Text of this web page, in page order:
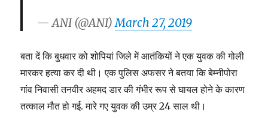
— ANI (@ANI)March 27, 2019
बता दें कि बुधवार को शोपियां जिले में आतंकियों ने एक युवक की गोली
मारकर हत्या कर दी थी। एक पुलिस अफसर ने बतया कि बेम्नीपोरा
गांव निवासी तनवीर अहमद डार की गंभीर रूप से घायल होने के कारण
तत्काल मौत हो गई. मारे गए युवक की उम्र 24 साल थी।